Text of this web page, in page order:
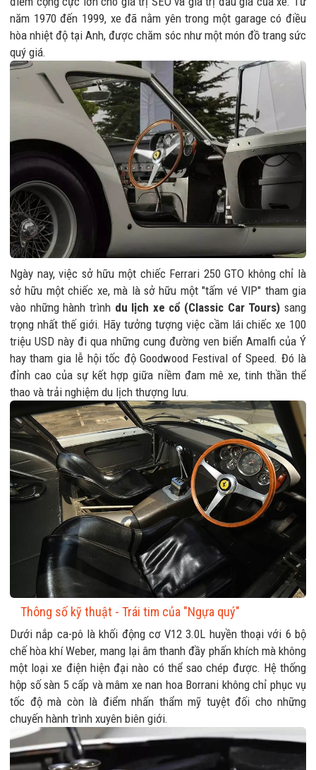
năm 1970 đến 1999, xe đã nằm yên trong một garage có điều
hòa nhiệt độ tại Anh, được chăm sóc như một món đồ trang sức
quý giá.
Ngày nay, việc sở hữu một chiếc Ferrari 250 GTO không chỉ là
sở hữu một chiếc xe, mà là sở hữu một "tấm vé VIP" tham gia
vào những hành trình du lịch xe cổ (Classic Car Tours) sang
trọng nhất thế giới. Hãy tưởng tượng việc cầm lái chiếc xe 100
triệu USD này đi qua những cung đường ven biển Amalfi của Ý
hay tham gia lễ hội tốc độ Goodwood Festival of Speed. Đó là
đỉnh cao của sự kết hợp giữa niềm đam mê xe, tinh thần thể
thao và trải nghiệm du lịch thượng lưu.
Thông số kỹ thuật - Trái tim của "Ngựa quý"
Dưới nắp ca-pô là khối động cơ V12 3.0L huyền thoại với 6 bộ
chế hòa khí Weber, mang lại âm thanh đầy phấn khích mà không
một loại xe điện hiện đại nào có thể sao chép được. Hệ thống
hộp số sàn 5 cấp và mâm xe nan hoa Borrani không chỉ phục vụ
tốc độ mà còn là điểm nhấn thẩm mỹ tuyệt đối cho những
chuyến hành trình xuyên biên giới.